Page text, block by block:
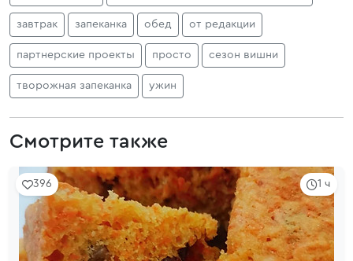
завтрак запеканка обед от редакции
партнерские проекты просто сезон вишни
творожная запеканка ужин
Смотрите также
1 ч
396